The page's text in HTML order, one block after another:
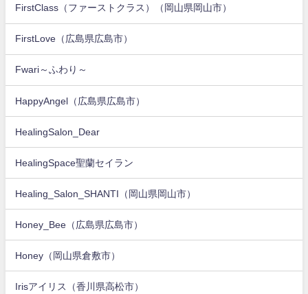
FirstClass（ファーストクラス）（岡山県岡山市）
FirstLove（広島県広島市）
Fwari～ふわり～
HappyAngel（広島県広島市）
HealingSalon_Dear
HealingSpace聖蘭セイラン
Healing_Salon_SHANTI（岡山県岡山市）
Honey_Bee（広島県広島市）
Honey（岡山県倉敷市）
Irisアイリス（香川県高松市）